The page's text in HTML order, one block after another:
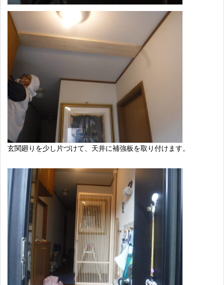
玄関廻りを少し片づけて、天井に補強板を取り付けます。